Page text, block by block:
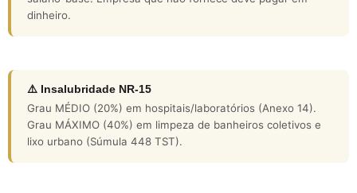
dinheiro.
⚠️ Insalubridade NR-15
Grau MÉDIO (20%) em hospitais/laboratórios (Anexo 14).
Grau MÁXIMO (40%) em limpeza de banheiros coletivos e
lixo urbano (Súmula 448 TST).